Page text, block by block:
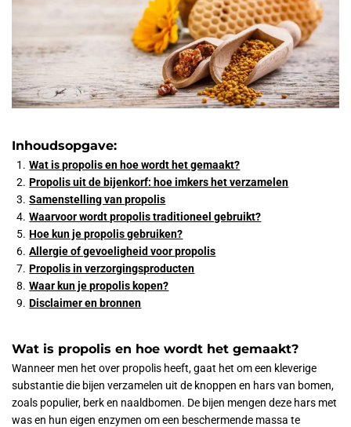
Inhoudsopgave:
Wat is propolis en hoe wordt het gemaakt?
Propolis uit de bijenkorf: hoe imkers het verzamelen
Samenstelling van propolis
Waarvoor wordt propolis traditioneel gebruikt?
Hoe kun je propolis gebruiken?
Allergie of gevoeligheid voor propolis
Propolis in verzorgingsproducten
Waar kun je propolis kopen?
Disclaimer en bronnen
Wat is propolis en hoe wordt het gemaakt?
Wanneer men het over propolis heeft, gaat het om een kleverige
substantie die bijen verzamelen uit de knoppen en hars van bomen,
zoals populier, berk en naaldbomen. De bijen mengen deze hars met
was en hun eigen enzymen om een beschermende massa te